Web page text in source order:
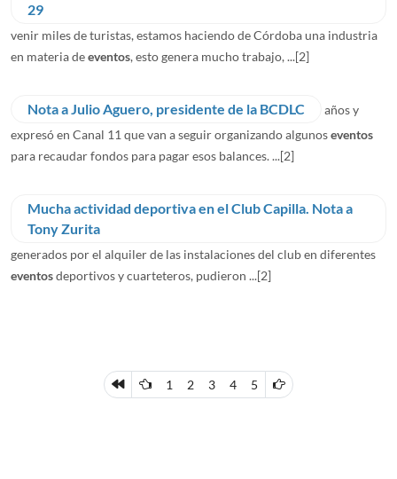
29
venir miles de turistas, estamos haciendo de Córdoba una industria
en materia deeventos, esto genera mucho trabajo, ...[2]
Nota a Julio Aguero, presidente de la BCDLC
años y
expresó en Canal 11 que van a seguir organizando algunoseventos
para recaudar fondos para pagar esos balances. ...[2]
Mucha actividad deportiva en el Club Capilla. Nota a
Tony Zurita
generados por el alquiler de las instalaciones del club en diferentes
eventosdeportivos y cuarteteros, pudieron ...[2]
1 2 3 4 5